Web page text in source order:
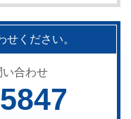
せください。
い合わせ